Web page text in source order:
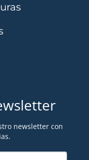
newsletter con